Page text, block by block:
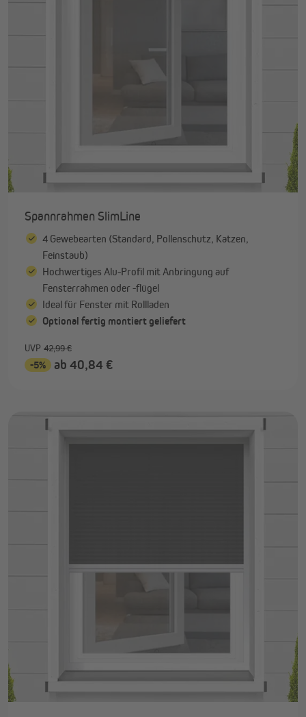
Spannrahmen SlimLine
4 Gewebearten (Standard, Pollenschutz, Katzen,
Feinstaub)
Hochwertiges Alu-Profil mit Anbringung auf
Fensterrahmen oder -flügel
Ideal für Fenster mit Rollladen
Optional fertig montiert geliefert
UVP 42,99 €
-5% ab 40,84 €